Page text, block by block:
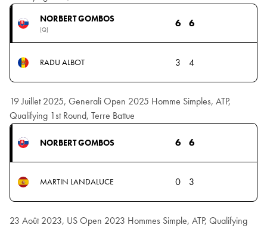
NORBERT GOMBOS
(Q)
6 6
RADU ALBOT 3 4
19 Juillet 2025, Generali Open 2025 Homme Simples, ATP,
Qualifying 1st Round, Terre Battue
NORBERT GOMBOS 6 6
MARTIN LANDALUCE 0 3
23 Août 2023, US Open 2023 Hommes Simple, ATP, Qualifying